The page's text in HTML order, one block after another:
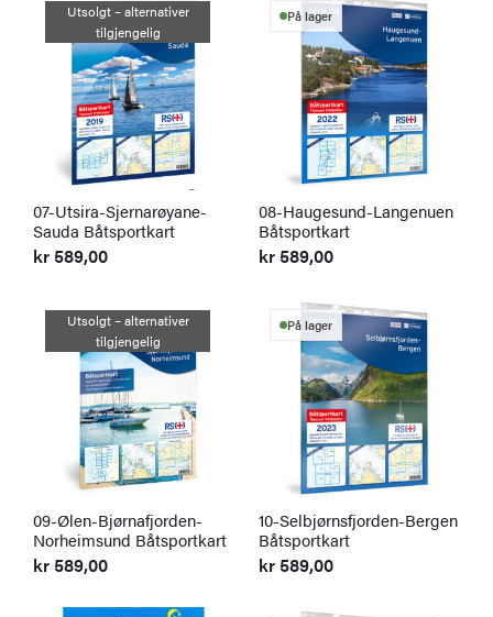
Utsolgt – alternativer
tilgjengelig
07-Utsira-Sjernarøyane-
Sauda Båtsportkart
kr 589,00
På lager
08-Haugesund-Langenuen
Båtsportkart
kr 589,00
Utsolgt – alternativer
tilgjengelig
09-Ølen-Bjørnafjorden-
Norheimsund Båtsportkart
kr 589,00
På lager
10-Selbjørnsfjorden-Bergen
Båtsportkart
kr 589,00